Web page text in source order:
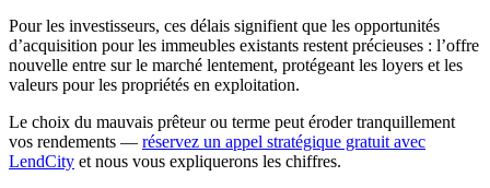
Pour les investisseurs, ces délais signifient que les opportunités
d’acquisition pour les immeubles existants restent précieuses : l’offre
nouvelle entre sur le marché lentement, protégeant les loyers et les
valeurs pour les propriétés en exploitation.
Le choix du mauvais prêteur ou terme peut éroder tranquillement
vos rendements — réservez un appel stratégique gratuit avec
LendCity et nous vous expliquerons les chiffres.